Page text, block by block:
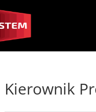
Kierownik